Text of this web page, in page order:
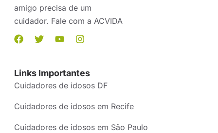
amigo precisa de um
cuidador. Fale com a ACVIDA
Links Importantes
Cuidadores de idosos DF
Cuidadores de idosos em Recife
Cuidadores de idosos em São Paulo